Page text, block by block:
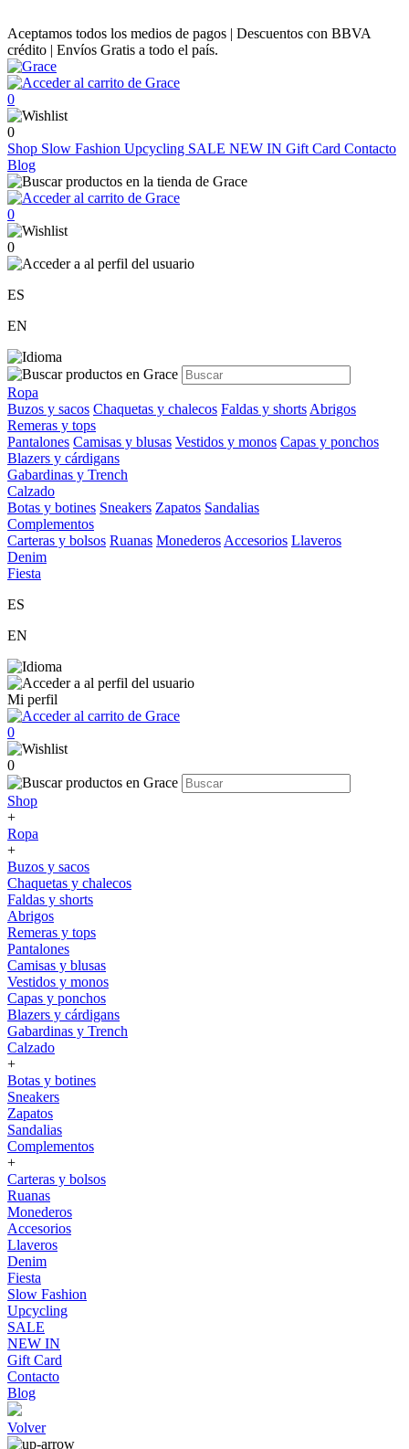
Aceptamos todos los medios de pagos | Descuentos con BBVA
crédito | Envíos Gratis a todo el país.
0
0
Shop Slow Fashion Upcycling SALE NEW IN Gift Card Contacto
Blog
0
0
ES
EN
Ropa
Buzos y sacos Chaquetas y chalecos Faldas y shorts Abrigos
Remeras y tops
Pantalones Camisas y blusas Vestidos y monos Capas y ponchos
Blazers y cárdigans
Gabardinas y Trench
Calzado
Botas y botines Sneakers Zapatos Sandalias
Complementos
Carteras y bolsos Ruanas Monederos Accesorios Llaveros
Denim
Fiesta
ES
EN
Mi perfil
0
0
Shop
+
Ropa
+
Buzos y sacos
Chaquetas y chalecos
Faldas y shorts
Abrigos
Remeras y tops
Pantalones
Camisas y blusas
Vestidos y monos
Capas y ponchos
Blazers y cárdigans
Gabardinas y Trench
Calzado
+
Botas y botines
Sneakers
Zapatos
Sandalias
Complementos
+
Carteras y bolsos
Ruanas
Monederos
Accesorios
Llaveros
Denim
Fiesta
Slow Fashion
Upcycling
SALE
NEW IN
Gift Card
Contacto
Blog
Volver